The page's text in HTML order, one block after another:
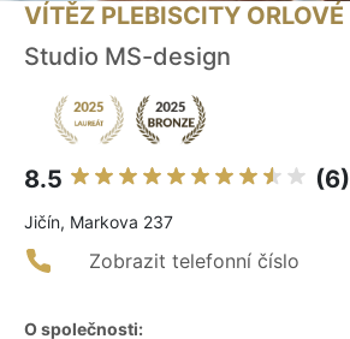
VÍTĚZ PLEBISCITY ORLOVÉ
Studio MS-design
8.5 (6)
Jičín, Markova 237
Zobrazit telefonní číslo
O společnosti: